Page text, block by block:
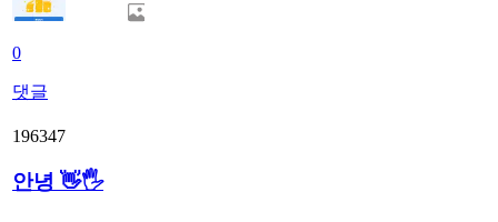
0
댓글
196347
안녕 👋🖐